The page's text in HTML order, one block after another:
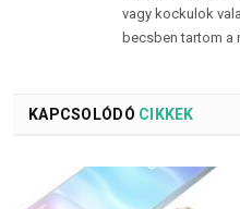
vagy kockulok
becsben tartom a
KAPCSOLÓDÓ CIKKEK